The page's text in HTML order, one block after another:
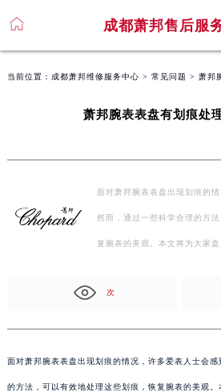
成都萧邦售后服
当前位置： 成都萧邦维修服务中心 > 常见问题 > 萧邦
萧邦腕表表盘有划痕处
面对萧邦腕表表盘出现划痕的
然而，通过一些科学合理的方
复腕表的美观。本文将为大家
次
面对萧邦腕表表盘出现划痕的情况，许多爱表人士会
的方法，可以有效地处理这些划痕，恢复腕表的美观